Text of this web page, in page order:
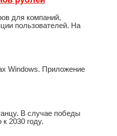
для компаний,
пользователей. На
Windows. Приложение
В случае победы
2030 году.